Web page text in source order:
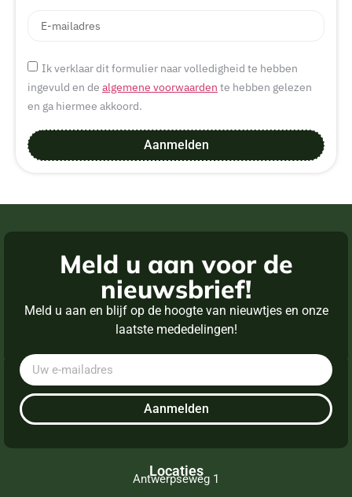
Ik verklaar dit formulier naar volledigheid te hebben
ingevuld en de algemene voorwaarden te hebben gelezen
en ga hiermee akkoord.
Aanmelden
Meld u aan voor de
nieuwsbrief!
Meld u aan en blijf op de hoogte van nieuwtjes en onze
laatste mededelingen!
Aanmelden
Locaties
Antwerpseweg 1